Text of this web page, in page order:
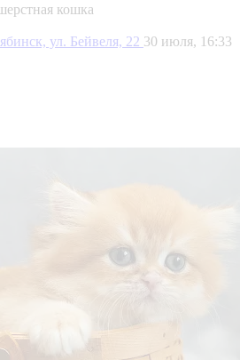
кошка
ул. Бейвеля, 22 30 июля, 16:33